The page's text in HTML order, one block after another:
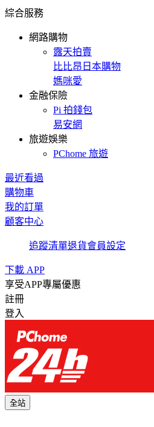
綜合服務
網路購物
露天拍賣
比比昂日本購物
媽咪愛
金融保險
Pi 拍錢包
易安網
旅遊娛樂
PChome 旅遊
最近看過
購物車
我的訂單
顧客中心
追蹤清單退貨會員設定
下載 APP
享受APP專屬優惠
註冊
登入
全站